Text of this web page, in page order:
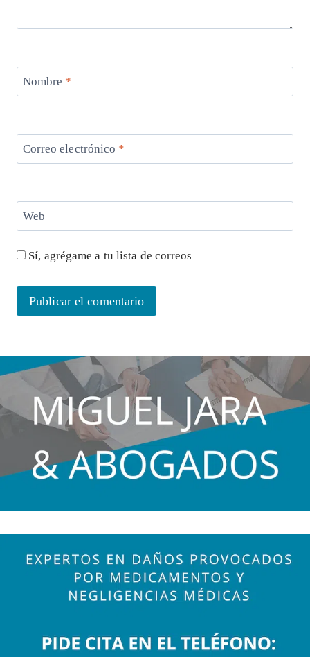
Nombre *
Correo electrónico *
Web
Sí, agrégame a tu lista de correos